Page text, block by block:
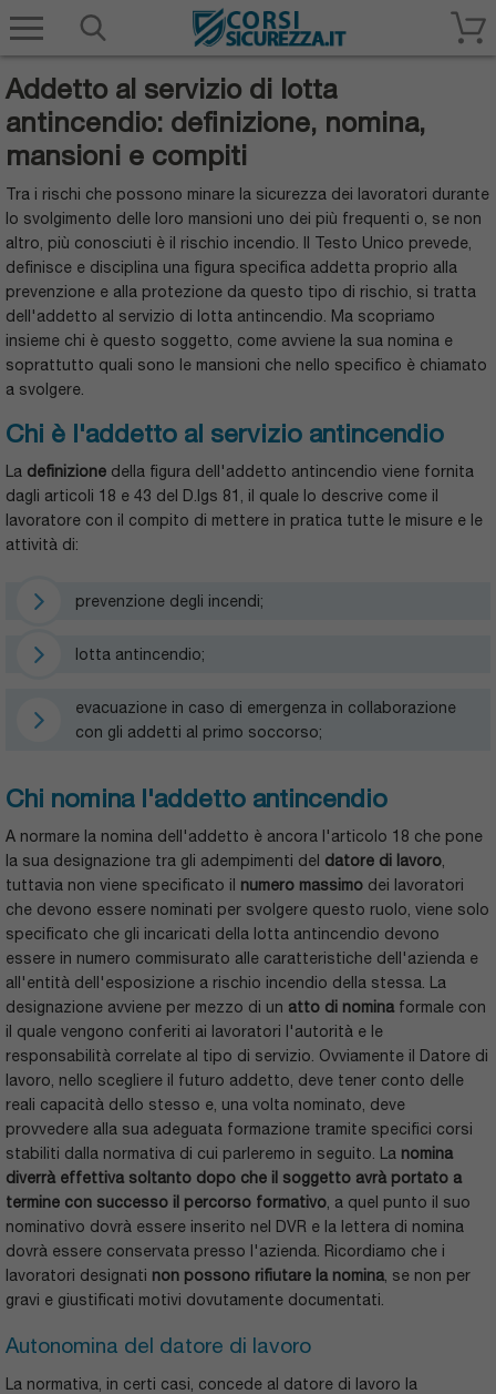
Addetto al servizio di lotta
antincendio: definizione, nomina,
mansioni e compiti
Tra i rischi che possono minare la sicurezza dei lavoratori durante
lo svolgimento delle loro mansioni uno dei più frequenti o, se non
altro, più conosciuti è il rischio incendio. Il Testo Unico prevede,
definisce e disciplina una figura specifica addetta proprio alla
prevenzione e alla protezione da questo tipo di rischio, si tratta
dell'addetto al servizio di lotta antincendio. Ma scopriamo
insieme chi è questo soggetto, come avviene la sua nomina e
soprattutto quali sono le mansioni che nello specifico è chiamato
a svolgere.
Chi è l'addetto al servizio antincendio
La definizione della figura dell'addetto antincendio viene fornita
dagli articoli 18 e 43 del D.lgs 81, il quale lo descrive come il
lavoratore con il compito di mettere in pratica tutte le misure e le
attività di:
prevenzione degli incendi;
lotta antincendio;
evacuazione in caso di emergenza in collaborazione
con gli addetti al primo soccorso;
Chi nomina l'addetto antincendio
A normare la nomina dell'addetto è ancora l'articolo 18 che pone
la sua designazione tra gli adempimenti del datore di lavoro
tuttavia non viene specificato il numero massimo dei lavoratori
che devono essere nominati per svolgere questo ruolo, viene solo
specificato che gli incaricati della lotta antincendio devono
essere in numero commisurato alle caratteristiche dell'azienda e
all'entità dell'esposizione a rischio incendio della stessa. La
designazione avviene per mezzo di un atto di nominaformale con
il quale vengono conferiti ai lavoratori l'autorità e le
responsabilità correlate al tipo di servizio. Ovviamente il Datore di
lavoro, nello scegliere il futuro addetto, deve tener conto delle
reali capacità dello stesso e, una volta nominato, deve
provvedere alla sua adeguata formazione tramite specifici corsi
stabiliti dalla normativa di cui parleremo in seguito. La nomina
diverrà effettiva soltanto dopo che il soggetto avrà portato a
termine con successo il percorso formativo , a quel punto il suo
nominativo dovrà essere inserito nel DVR e la lettera di nomina
dovrà essere conservata presso l'azienda. Ricordiamo che i
lavoratori designati non possono rifiutare la nomina, se non per
gravi e giustificati motivi dovutamente documentati.
Autonomina del datore di lavoro
La normativa, in certi casi, concede al datore di lavoro la